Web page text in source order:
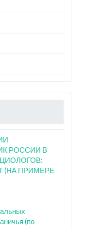
РОССИИ В
(НА ПРИМЕРЕ
(по